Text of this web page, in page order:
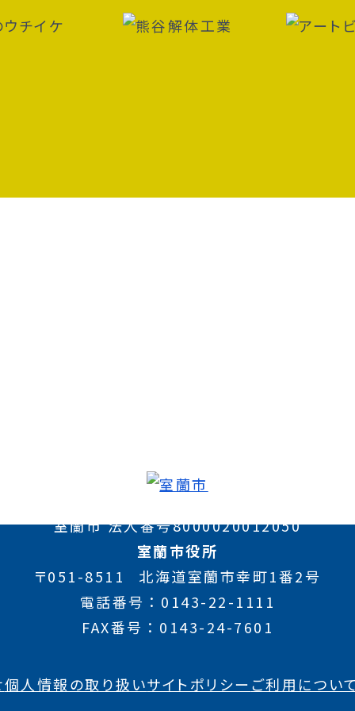
室蘭市 法人番号8000020012050
室蘭市役所
〒051-8511
北海道室蘭市幸町1番2号
電話番号
0143-22-1111
FAX番号
0143-24-7601
個人情報の取り扱いサイトポリシーご利用について